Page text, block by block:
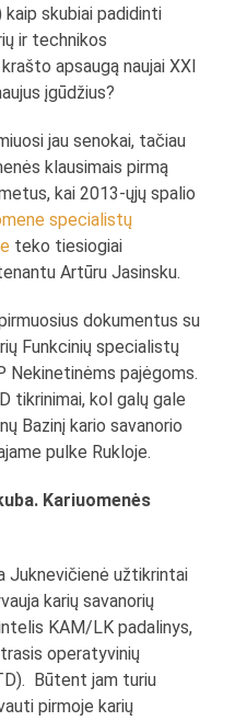
skubiai padidinti
ir technikos
apsaugą naujai XXI
įgūdžius?
jau senokai, tačiau
klausimais pirmą
kai 2013-ųjų spalio
specialistų
teko tiesiogiai
Artūru Jasinsku.
dokumentus su
Funkcinių specialistų
Nekinetinėms pajėgoms.
tikrinimai, kol galų gale
Bazinį kario savanorio
pulke Rukloje.
Kariuomenės
Juknevičienė užtikrintai
karių savanorių
KAM/LK padalinys,
operatyvinių
Būtent jam turiu
pirmoje karių